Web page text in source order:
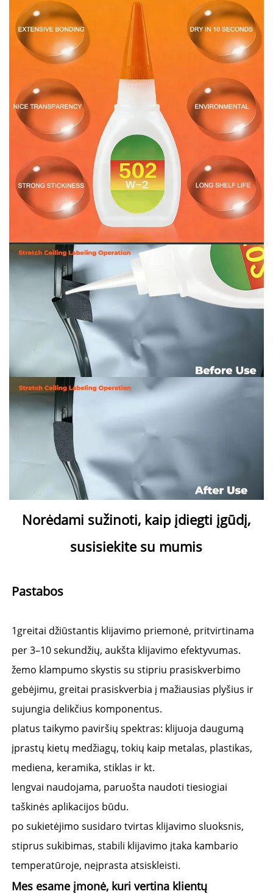
Norėdami sužinoti, kaip įdiegti įgūdį,
susisiekite su mumis
Pastabos
1greitai džiūstantis klijavimo priemonė, pritvirtinama
per 3–10 sekundžių, aukšta klijavimo efektyvumas.
žemo klampumo skystis su stipriu prasiskverbimo
gebėjimu, greitai prasiskverbia į mažiausias plyšius ir
sujungia delikčius komponentus.
platus taikymo paviršių spektras: klijuoja daugumą
įprastų kietų medžiagų, tokių kaip metalas, plastikas,
mediena, keramika, stiklas ir kt.
lengvai naudojama, paruošta naudoti tiesiogiai
taškinės aplikacijos būdu.
po sukietėjimo susidaro tvirtas klijavimo sluoksnis,
stiprus sukibimas, stabili klijavimo įtaka kambario
temperatūroje, neįprasta atsiskleisti.
Mes esame įmonė, kuri vertina klientų